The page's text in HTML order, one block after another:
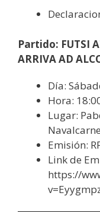
Partido: FUTSI
ARRIVA AD
Día:
Hora:
Lugar:
Emisión:
Link de
https://